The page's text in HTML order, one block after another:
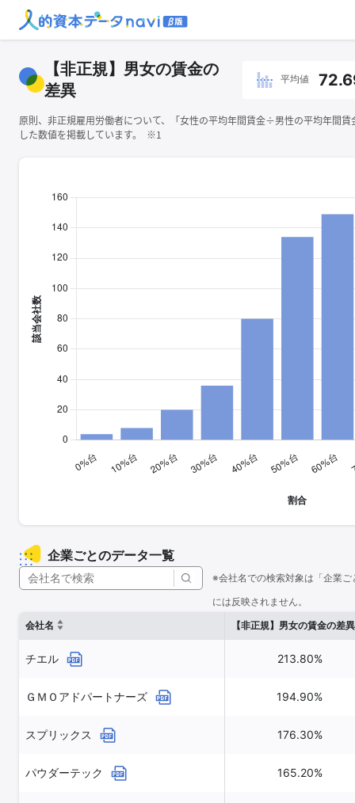
【非正規】男女の賃金の
差異
平均値
原則、非正規雇用労働者について、「女性の平均年間賃金÷男性の平均年間
した数値を掲載しています。 ※1
企業ごとのデータ一覧
※会社名での検索対象は「企業
には反映されません。
会社名
【非正規】男女の賃金の差異
チエル 213.80%
ＧＭＯアドパートナーズ 194.90%
スプリックス 176.30%
パウダーテック 165.20%